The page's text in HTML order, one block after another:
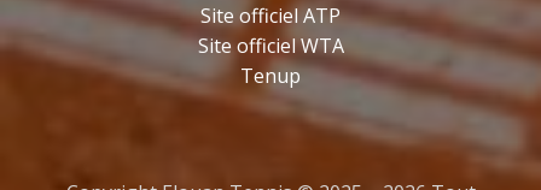
Site officiel ATP
Site officiel WTA
Tenup